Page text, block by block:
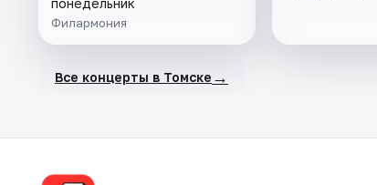
понедельник
Филармония
Все концерты в Томске →